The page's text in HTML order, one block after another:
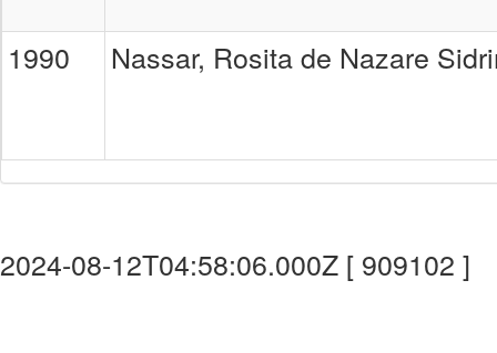
1990 Nassar, Rosita de Nazare
2024-08-12T04:58:06.000Z [ 909102 ]